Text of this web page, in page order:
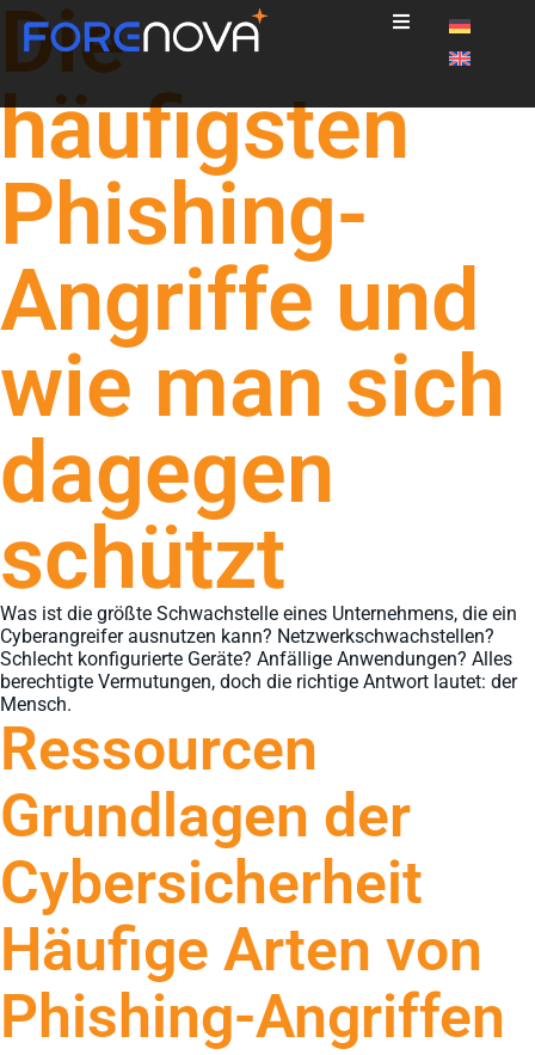
NovaMDR™
NIS-2 Check
Partner
Ressourcen
Über uns
Kontakt
Die
häufigsten
Phishing-
Angriffe und
wie man sich
dagegen
schützt
Was ist die größte Schwachstelle eines Unternehmens, die ein
Cyberangreifer ausnutzen kann? Netzwerkschwachstellen?
Schlecht konfigurierte Geräte? Anfällige Anwendungen? Alles
berechtigte Vermutungen, doch die richtige Antwort lautet: der
Mensch.
Ressourcen
Grundlagen der
Cybersicherheit
Häufige Arten von
Phishing-Angriffen